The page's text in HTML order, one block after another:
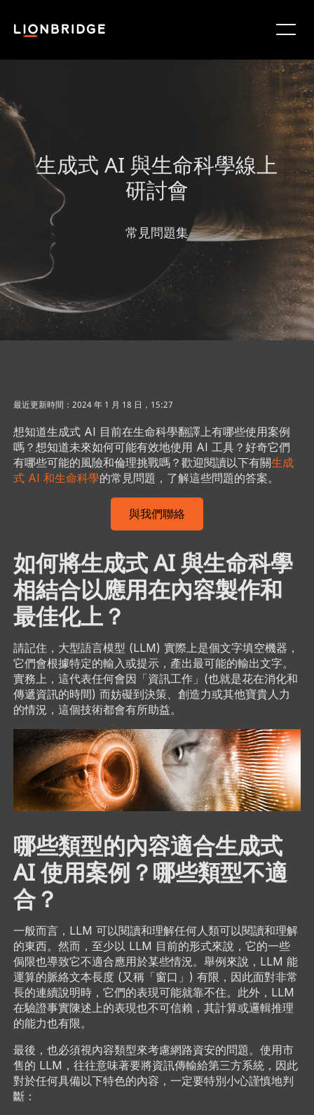
生成式 AI 與生命科學線上
研討會
常見問題集
最近更新時間：2024 年 1 月 18 日，15:27
想知道生成式 AI 目前在生命科學翻譯上有哪些使用案例
嗎？想知道未來如何可能有效地使用 AI 工具？好奇它們
有哪些可能的風險和倫理挑戰嗎？歡迎閱讀以下有關生成
式 AI 和生命科學的常見問題，了解這些問題的答案。
與我們聯絡
如何將生成式 AI 與生命科學
相結合以應用在內容製作和
最佳化上？
請記住，大型語言模型 (LLM) 實際上是個文字填空機器，
它們會根據特定的輸入或提示，產出最可能的輸出文字。
實務上，這代表任何會因「資訊工作」(也就是花在消化和
傳遞資訊的時間) 而妨礙到決策、創造力或其他寶貴人力
的情況，這個技術都會有所助益。
哪些類型的內容適合生成式
AI 使用案例？哪些類型不適
合？
一般而言，LLM 可以閱讀和理解任何人類可以閱讀和理解
的東西。然而，至少以 LLM 目前的形式來說，它的一些
侷限也導致它不適合應用於某些情況。舉例來說，LLM 能
運算的脈絡文本長度 (又稱「窗口」) 有限，因此面對非常
長的連續說明時，它們的表現可能就靠不住。此外，LLM
在驗證事實陳述上的表現也不可信賴，其計算或邏輯推理
的能力也有限。
最後，也必須視內容類型來考慮網路資安的問題。使用市
售的 LLM，往往意味著要將資訊傳輸給第三方系統，因此
對於任何具備以下特色的內容，一定要特別小心謹慎地判
斷：